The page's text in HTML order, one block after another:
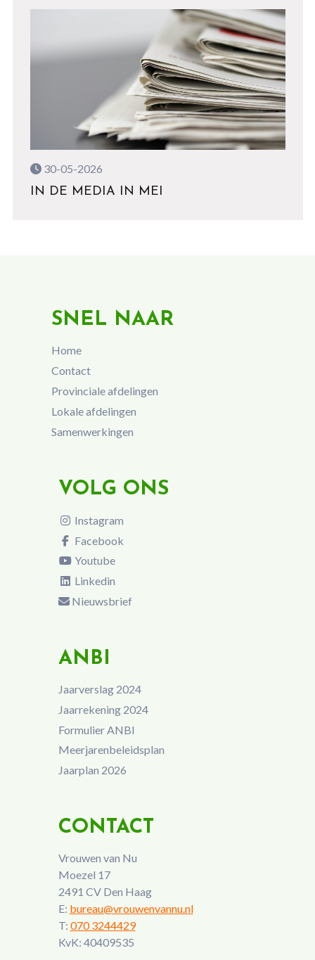
30-05-2026
IN DE MEDIA IN MEI
SNEL NAAR
Home
Contact
Provinciale afdelingen
Lokale afdelingen
Samenwerkingen
VOLG ONS
Instagram
Facebook
Youtube
Linkedin
Nieuwsbrief
ANBI
Jaarverslag 2024
Jaarrekening 2024
Formulier ANBI
Meerjarenbeleidsplan
Jaarplan 2026
CONTACT
Vrouwen van Nu
Moezel 17
2491 CV Den Haag
E: bureau@vrouwenvannu.nl
T: 070 3244429
KvK: 40409535